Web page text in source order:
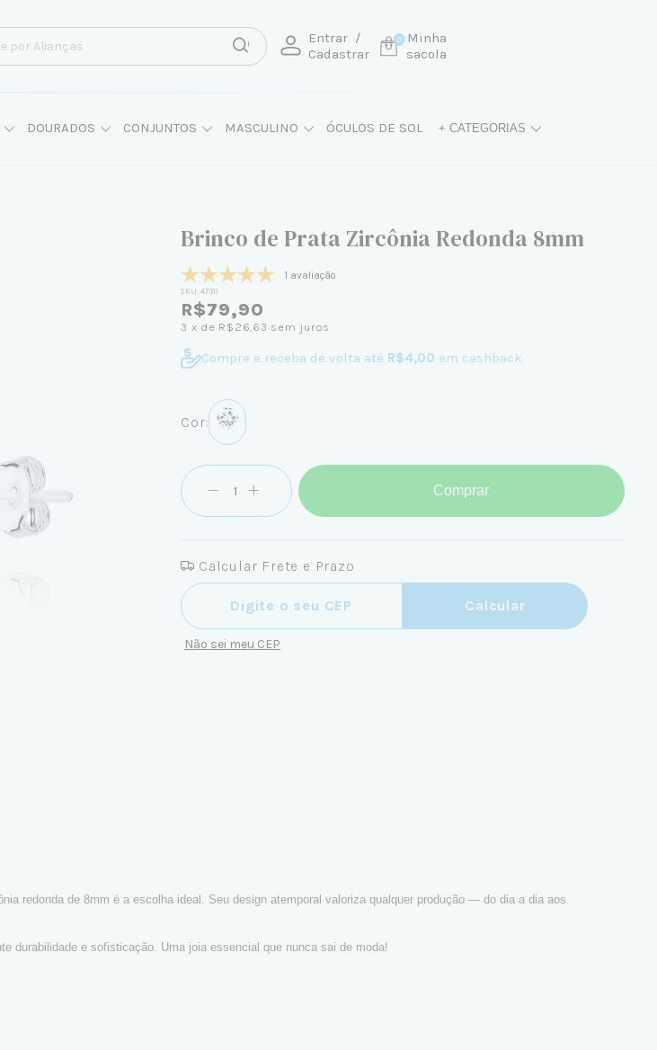
Entrar /
Cadastrar
Minha
sacola
0
DOURADOS CONJUNTOS MASCULINO ÓCULOS DE SOL + CATEGORIAS
Brinco de Prata Zircônia Redonda 8mm
1 avaliação
SKU:47311
R$79,90
3 x de R$26,63 sem juros
Compre e receba de volta até R$4,00 em cashback
Cor:
Comprar
Calcular Frete e Prazo
Entregas para o CEP:
Calcular
Não sei meu CEP
redonda de 8mm é a escolha ideal. Seu design atemporal valoriza qualquer produção — do dia a dia aos
durabilidade e sofisticação. Uma joia essencial que nunca sai de moda!